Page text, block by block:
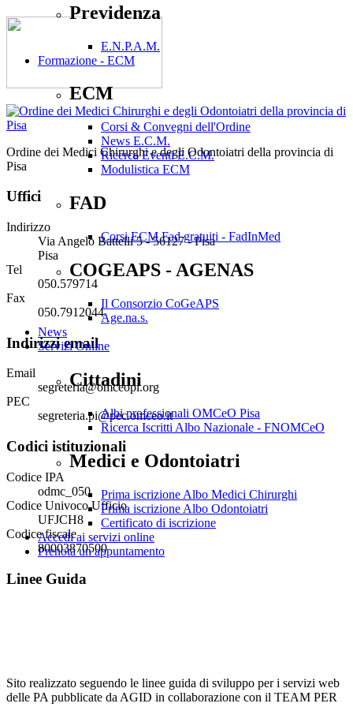
Previdenza
E.N.P.A.M.
Formazione - ECM
ECM
Corsi & Convegni dell'Ordine
News E.C.M.
Ricerca Eventi E.C.M.
Modulistica ECM
FAD
Corsi ECM Fad gratuiti - FadInMed
COGEAPS - AGENAS
Il Consorzio CoGeAPS
Age.na.s.
News
Servizi Online
Cittadini
Albi professionali OMCeO Pisa
Ricerca Iscritti Albo Nazionale - FNOMCeO
Medici e Odontoiatri
Prima iscrizione Albo Medici Chirurghi
Prima iscrizione Albo Odontoiatri
Certificato di iscrizione
Accedi ai servizi online
Prenota un appuntamento
Ordine dei Medici Chirurghi e degli Odontoiatri della provincia di
Pisa
Uffici
Indirizzo
Via Angelo Battelli 5 - 56127 - Pisa
Pisa
Tel
050.579714
Fax
050.7912044
Indirizzi email
Email
segreteria@omceopi.org
PEC
segreteria.pi@pec.omceo.it
Codici istituzionali
Codice IPA
odmc_050
Codice Univoco Ufficio
UFJCH8
Codice fiscale
80003870500
Linee Guida
Sito realizzato seguendo le linee guida di sviluppo per i servizi web
delle PA pubblicate da AGID in collaborazione con il TEAM PER